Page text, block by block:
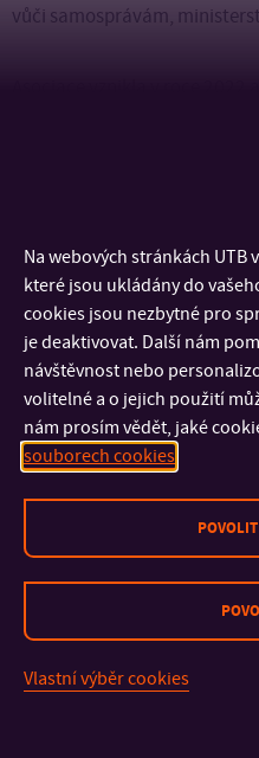
vůči samosprávám,
konferenceFórum tvorby a
partnerem Ministerstva
Ve svém vyjádření Jitka
otevřené dílny byly vnímány
velký potenciál stmelovat
myšlení, sloužit jako
/ recyklaci / upcyklaci a
KONTAKT
Na webových stránkách UTB
které jsou ukládány do
cookies jsou nezbytné pro
je deaktivovat. Další nám
návštěvnost nebo
volitelné a o jejich použití
nám prosím vědět, jaké
souborech cookies
Vlastní výběr cookies